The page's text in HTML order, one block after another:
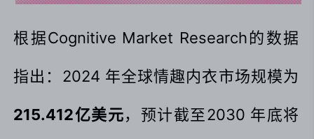
根据Cognitive Market Research的数据
指出：2024 年全球情趣内衣市场规模为
215.412亿美元，预计截至2030 年底将